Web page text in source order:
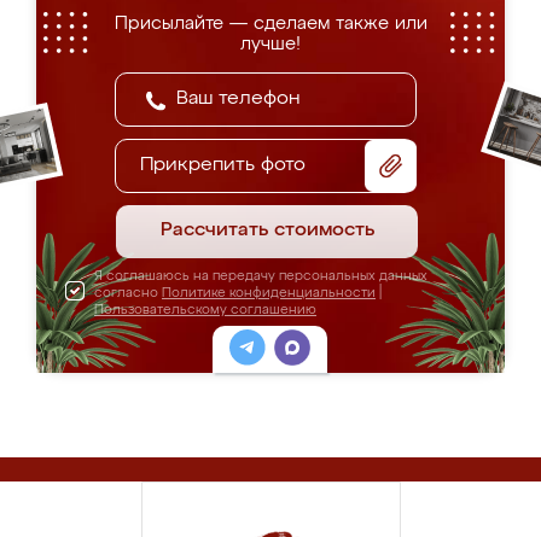
Присылайте — сделаем также или
лучше!
Прикрепить фото
Рассчитать стоимость
Я соглашаюсь на передачу персональных данных
согласно Политике конфиденциальности
Пользовательскому соглашению